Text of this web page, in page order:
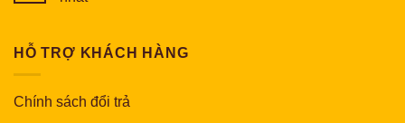
HỖ TRỢ KHÁCH HÀNG
Chính sách đổi trả